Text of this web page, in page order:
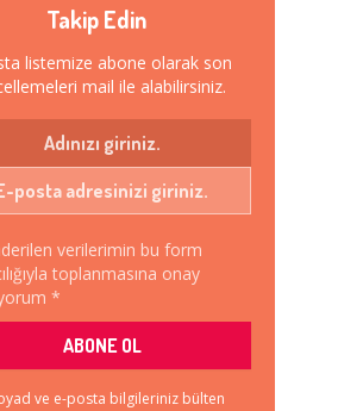
Takip Edin
listemize abone olarak son
mail ile alabilirsiniz.
verilerimin bu form
toplanmasına onay
*
ve e-posta bilgileriniz bülten